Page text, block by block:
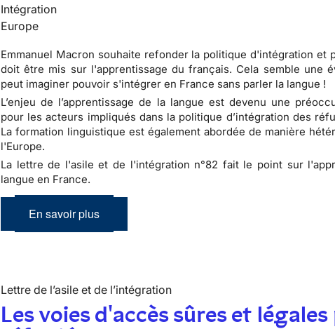
Intégration
Europe
Emmanuel Macron souhaite refonder la politique d'intégration et
doit être mis sur l'apprentissage du français. Cela semble une
peut imaginer pouvoir s'intégrer en France sans parler la langue !
L’enjeu de l’apprentissage de la langue est devenu une
pour les acteurs impliqués dans la politique d’intégration des
La formation linguistique est également abordée de manière
l'Europe.
La lettre de l'asile et de l'intégration n°82 fait le point sur
langue en France.
En savoir plus
Lettre de l’asile et de l’intégration
Les voies d'accès sûres et